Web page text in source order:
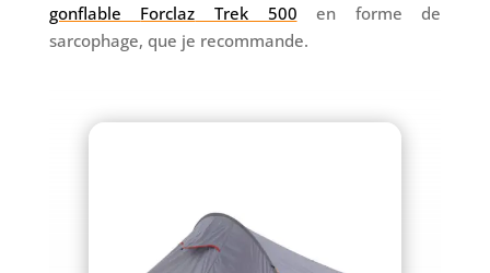
gonflable Forclaz Trek 500 en forme de
sarcophage, que je recommande.